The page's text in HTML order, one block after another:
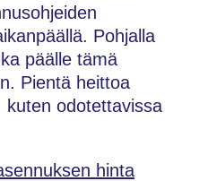
Pohjalla
päälle tämä
Pientä heittoa
kuten odotettavissa
hinta